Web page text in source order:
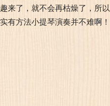
来了，就不会再枯燥了，所以
有方法小提琴演奏并不难啊！